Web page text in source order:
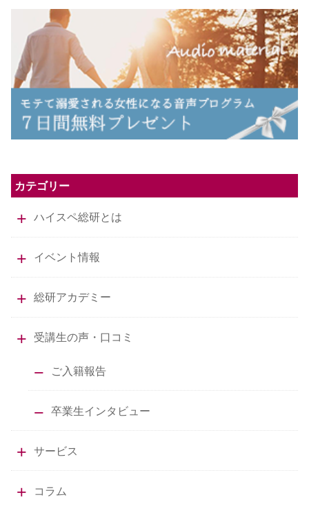
カテゴリー
ハイスペ総研とは
イベント情報
総研アカデミー
受講生の声・口コミ
ご入籍報告
卒業生インタビュー
サービス
コラム